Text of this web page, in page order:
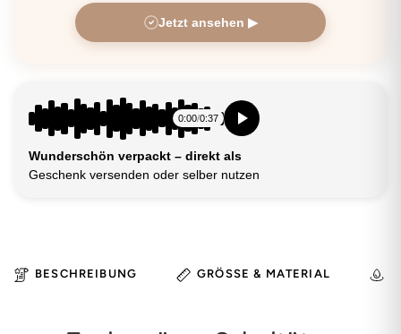
Jetzt ansehen ▶
0:00/0:37
Wunderschön verpackt – direkt als
Geschenk versenden oder selber nutzen
BESCHREIBUNG GRÖSSE & MATERIAL